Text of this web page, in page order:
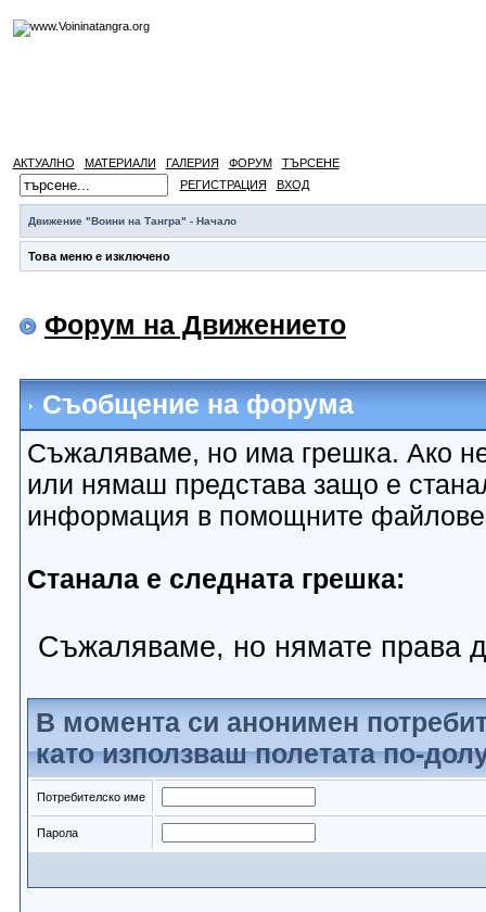
АКТУАЛНО МАТЕРИАЛИ ГАЛЕРИЯ ФОРУМ
ТЪРСЕНЕ
РЕГИСТРАЦИЯ
ВХОД
Движение "Воини на Тангра" - Начало
Това меню е изключено
Форум на Движението
Съобщение на форума
Съжаляваме, но има грешка. Ако
или нямаш представа защо е
информация в помощните
Станала е следната грешка:
Съжаляваме, но нямате права
В момента си анонимен
като използваш полетата по-
Потребителско име
Парола